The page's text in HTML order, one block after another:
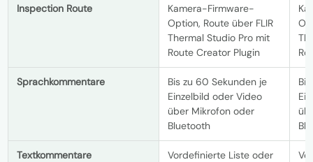
Inspection Route
Kamera-Firmware-
Option, Route über FLIR
Thermal Studio Pro mit
Route Creator Plugin
Sprachkommentare
Bis zu 60 Sekunden je
Einzelbild oder Video
über Mikrofon oder
Bluetooth
Textkommentare
Vordefinierte Liste oder